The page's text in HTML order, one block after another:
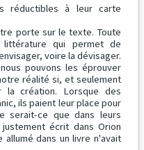
réductibles à leur carte
porte sur le texte. Toute
qui permet de
voire la dévisager.
pouvons les éprouver
réalité si, et seulement
création. Lorsque des
ils paient leur place pour
serait-ce que dans leurs
écrit dans Orion
allumé dans un livre n'avait